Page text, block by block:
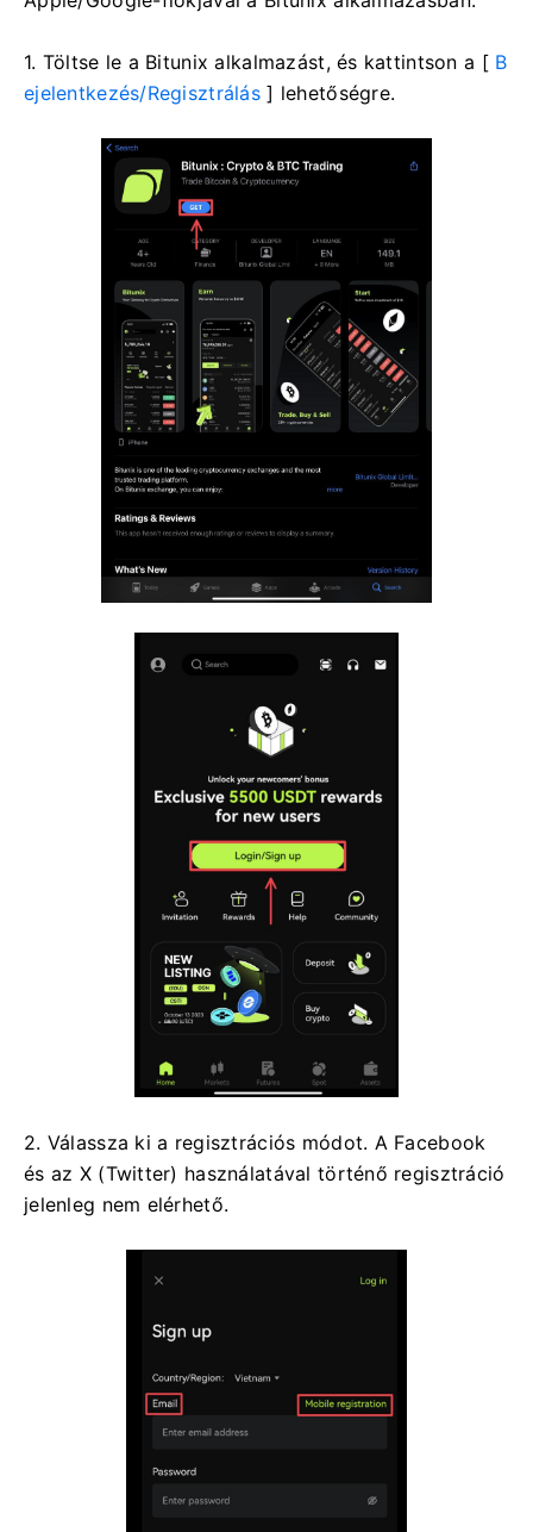
1. Töltse le a Bitunix alkalmazást, és kattintson a [ B
ejelentkezés/Regisztrálás ] lehetőségre.
2. Válassza ki a regisztrációs módot. A Facebook
és az X (Twitter) használatával történő regisztráció
jelenleg nem elérhető.